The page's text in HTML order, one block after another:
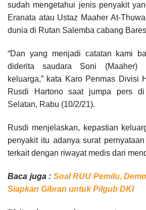
sudah mengetahui jenis penyakit
Eranata atau Ustaz Maaher At-
dunia di Rutan Salemba cabang
“Dan yang menjadi catatan kami
diderita saudara Soni (Maaher)
keluarga,” kata Karo Penmas Divisi
Rusdi Hartono saat jumpa pers di
Selatan, Rabu (10/2/21).
Rusdi menjelaskan, kepastian
penyakit itu adanya surat
terkait dengan riwayat medis dari
Baca juga : Soal RUU Pemilu,
Siapkan Gibran untuk Pilgub DKI